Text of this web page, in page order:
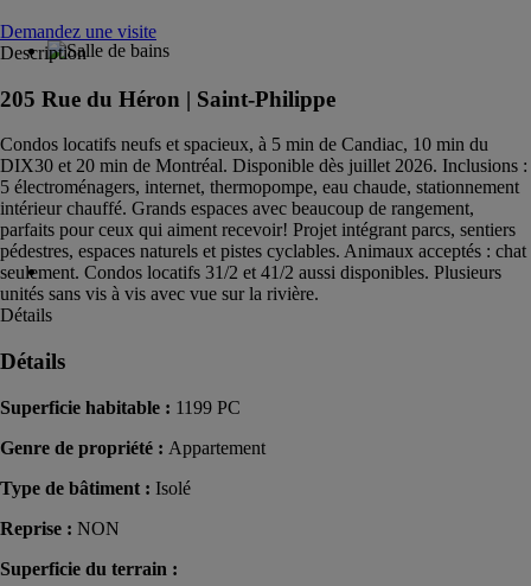
Demandez une visite
Description
205 Rue du Héron | Saint-Philippe
Condos locatifs neufs et spacieux, à 5 min de Candiac, 10 min du
DIX30 et 20 min de Montréal. Disponible dès juillet 2026. Inclusions :
5 électroménagers, internet, thermopompe, eau chaude, stationnement
intérieur chauffé. Grands espaces avec beaucoup de rangement,
parfaits pour ceux qui aiment recevoir! Projet intégrant parcs, sentiers
pédestres, espaces naturels et pistes cyclables. Animaux acceptés : chat
seulement. Condos locatifs 31/2 et 41/2 aussi disponibles. Plusieurs
unités sans vis à vis avec vue sur la rivière.
Détails
Détails
Superficie habitable : 1199 PC
Genre de propriété : Appartement
Type de bâtiment : Isolé
Reprise : NON
Superficie du terrain :